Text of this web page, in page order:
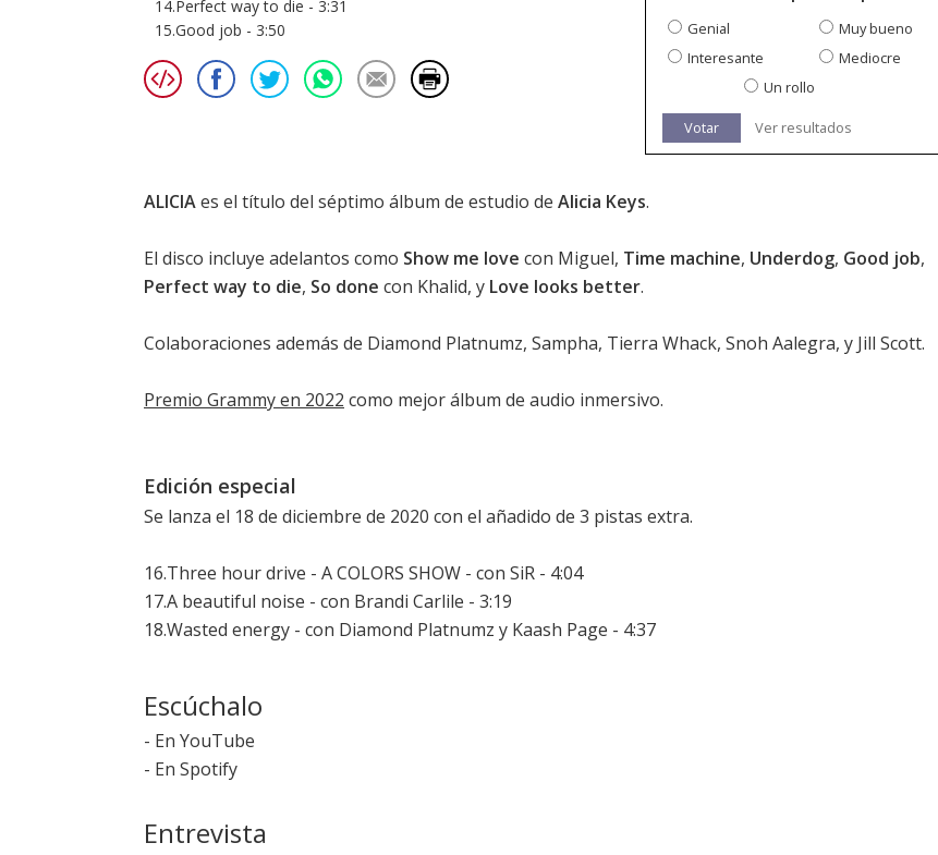
14.Perfect way to die - 3:31
15.Good job - 3:50
Genial
Muy bueno
Interesante
Mediocre
Un rollo
Votar Ver resultados
ALICIAes el título del séptimo álbum de estudio de Alicia Keys.
El disco incluye adelantos como Show me love con Miguel, Time machine, Underdog, Good job,
Perfect way to die, So done con Khalid, y Love looks better.
Colaboraciones además de Diamond Platnumz, Sampha, Tierra Whack, Snoh Aalegra, y Jill Scott.
Premio Grammy en 2022 como mejor álbum de audio inmersivo.
Edición especial
Se lanza el 18 de diciembre de 2020 con el añadido de 3 pistas extra.
16.Three hour drive - A COLORS SHOW - con SiR - 4:04
17.A beautiful noise - con Brandi Carlile - 3:19
18.Wasted energy - con Diamond Platnumz y Kaash Page - 4:37
Escúchalo
- En YouTube
- En Spotify
Entrevista